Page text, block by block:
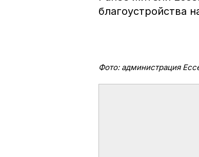
благоустройства
Фото: администрация